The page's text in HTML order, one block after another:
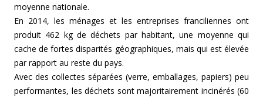
moyenne nationale.
En 2014, les ménages et les entreprises franciliennes ont
produit 462 kg de déchets par habitant, une moyenne qui
cache de fortes disparités géographiques, mais qui est élevée
par rapport au reste du pays.
Avec des collectes séparées (verre, emballages, papiers) peu
performantes, les déchets sont majoritairement incinérés (60